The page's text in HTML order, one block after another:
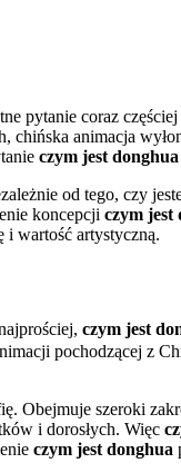
pytanie coraz
chińska animacja
czym jest donghua
od tego, czy
koncepcji czym jest
i wartość artystyczną.
czym jest
pochodzącej z
Obejmuje szeroki
i dorosłych. Więc
czym jest donghua